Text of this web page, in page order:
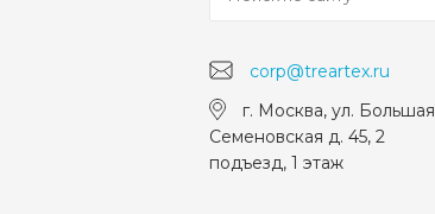
corp@treartex.ru
г. Москва, ул. Большая
Семеновская д. 45, 2
подъезд, 1 этаж